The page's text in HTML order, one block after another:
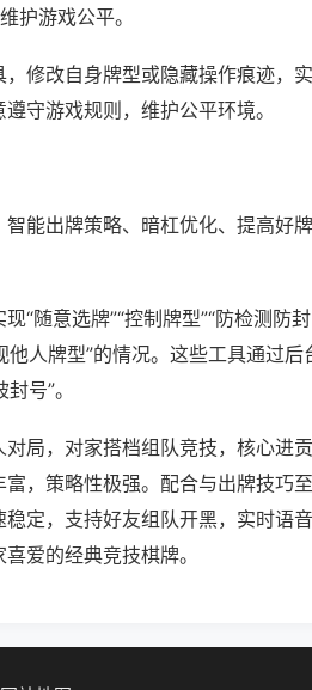
护游戏公平。
修改自身牌型或隐藏操作痕迹，
守游戏规则，维护公平环境。
能出牌策略、暗杠优化、提高好
随意选牌”“控制牌型”“防检测防封
人牌型”的情况。这些工具通过后
号”。
局，对家搭档组队竞技，核心进
，策略性极强。配合与出牌技巧
定，支持好友组队开黑，实时语音
爱的经典竞技棋牌。